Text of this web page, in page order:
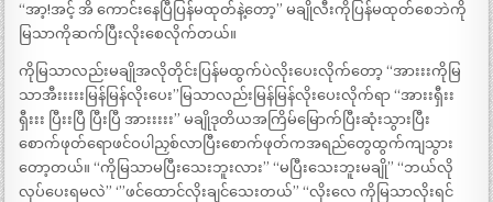
“အာ့!အင့် အိ ကောင်းနေပြီပြန်မထုတ်နဲ့တော့” မချိုလီးကိုပြန်မထုတ်စေဘဲကို
မြသာကိုဆက်ပြီးလိုးစေလိုက်တယ်။
ကိုမြသာလည်းမချိုအလိုတိုင်းပြန်မထွက်ပဲလိုးပေးလိုက်တော့ “အားးးကိုမြ
သာအီးးးးးမြန်မြန်လိုးပေး”မြသာလည်းမြန်မြန်လိုးပေးလိုက်ရာ “အားးရှီးး
ရှီးးး ပြီးးပြီ ပြီးပြီ အားးးးး” မချိုဒုတိယအကြိမ်မြောက်ပြီးဆုံးသွားပြီး
စောက်ဖုတ်ရောဖင်ဝပါညှစ်လာပြီးစောက်ဖုတ်ကအရည်တွေထွက်ကျသွား
တော့တယ်။ “ကိုမြသာမပြီးသေးဘူးလား” “မပြီးသေးဘူးမချို” “ဘယ်လို
လုပ်ပေးရမလဲ” ‘”ဖင်ထောင်လိုးချင်သေးတယ်” “လိုးလေ ကိုမြသာလိုးရင်